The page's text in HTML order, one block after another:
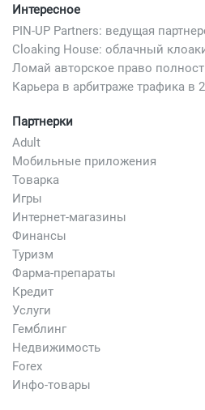
Интересное
Партнерки
Adult
Мобильные приложения
Товарка
Игры
Интернет-магазины
Финансы
Туризм
Фарма-препараты
Кредит
Услуги
Гемблинг
Недвижимость
Forex
Инфо-товары